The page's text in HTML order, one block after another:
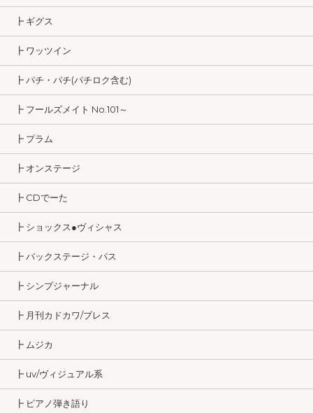
┣ ギグス
┣ ワッツイン
┣ パチ・パチ(パチロク含む)
┣ フールズメイト No.101～
┣ プラム
┣ オンステージ
┣ CDでーた
┣ ショックス●ヴィシャス
┣ バックステージ・パス
┣ シンプジャーナル
┣ 月刊カドカワ/ブレス
┣ ムジカ
┣ uv/ヴィジュアル系
┣ ピアノ弾き語り